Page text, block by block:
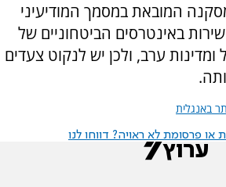
המובאת במסמך המודיעיני
באינטרסים הביטחוניים של
ערב, ולכן יש לנקוט צעדים
באנגלית
פרסומת לא ראויה? דווחו לנו